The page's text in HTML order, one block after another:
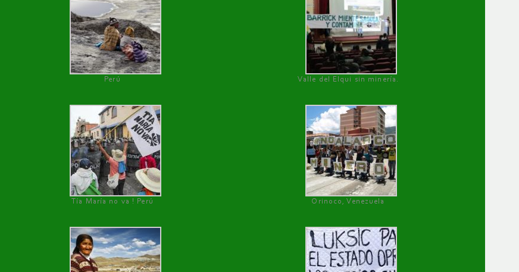
Perú Valle del Elqui sin minería.
Tía María no va ! Perú Orinoco, Venezuela